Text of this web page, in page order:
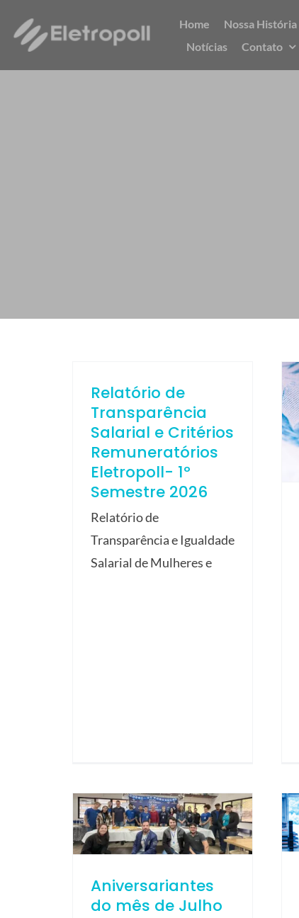
para
Home Nossa História
Notícias
Contato
Relatório de
Transparência
Salarial e Critérios
Remuneratórios
Eletropoll- 1º
Semestre 2026
Relatório de
Transparência e Igualdade
Salarial de Mulheres e
Aniversariantes
do mês de Julho